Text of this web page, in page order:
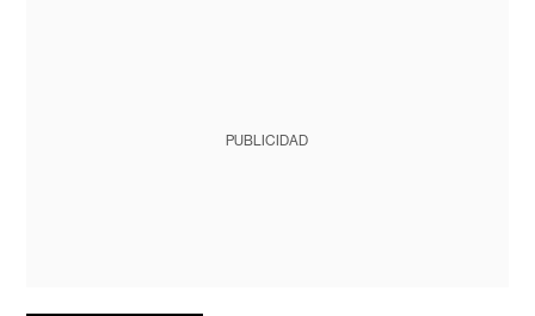
PUBLICIDAD